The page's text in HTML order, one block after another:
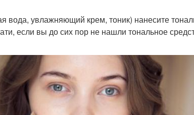
вода, увлажняющий крем, тоник) нанесите
если вы до сих пор не нашли тональное